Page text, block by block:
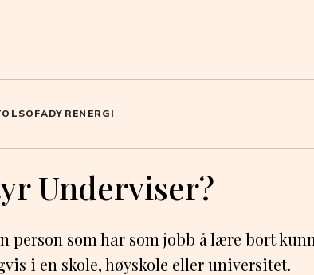
SOFADYRENERGI
Underviser?
person som har som jobb å lære bort
i en skole, høyskole eller universitet.